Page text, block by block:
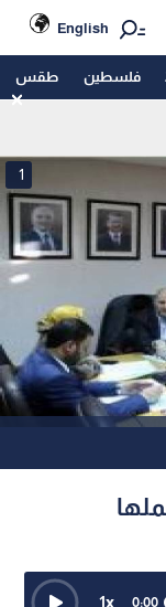
English
فلسطين طقس
1
0:00
1x